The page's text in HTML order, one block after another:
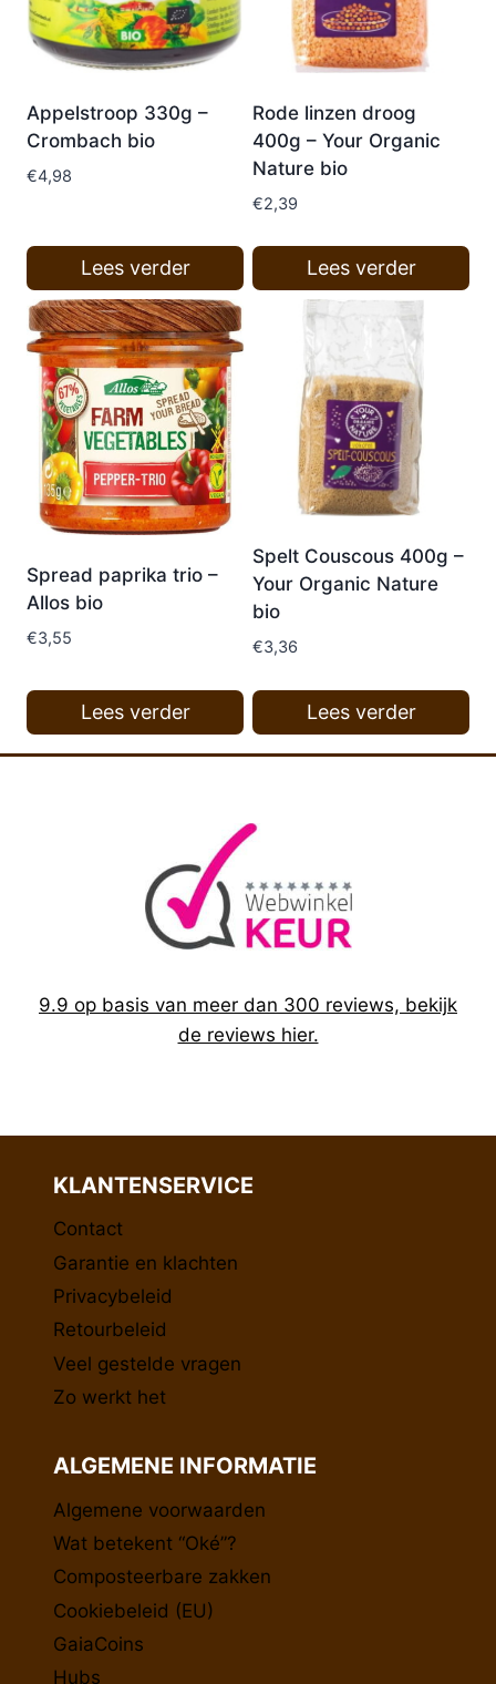
Appelstroop 330g –
Crombach bio
€4,98
Lees verder
Rode linzen droog
400g – Your Organic
Nature bio
€2,39
Lees verder
Spread paprika trio –
Allos bio
€3,55
Lees verder
Spelt Couscous 400g –
Your Organic Nature
bio
€3,36
Lees verder
9.9 op basis van meer dan 300 reviews, bekijk
de reviews hier.
KLANTENSERVICE
Contact
Garantie en klachten
Privacybeleid
Retourbeleid
Veel gestelde vragen
Zo werkt het
ALGEMENE INFORMATIE
Algemene voorwaarden
Wat betekent “Oké”?
Composteerbare zakken
Cookiebeleid (EU)
GaiaCoins
Hubs